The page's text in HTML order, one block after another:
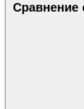
Сравнение